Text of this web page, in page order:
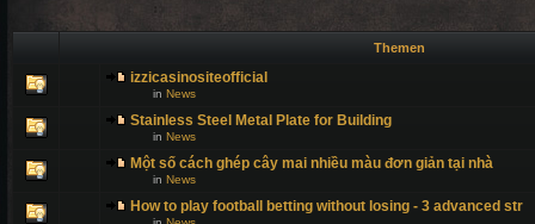
Themen
izzicasinositeofficial
in News
Stainless Steel Metal Plate for Building
in News
Một số cách ghép cây mai nhiều màu đơn giản tại nhà
in News
How to play football betting without losing - 3 advanced str